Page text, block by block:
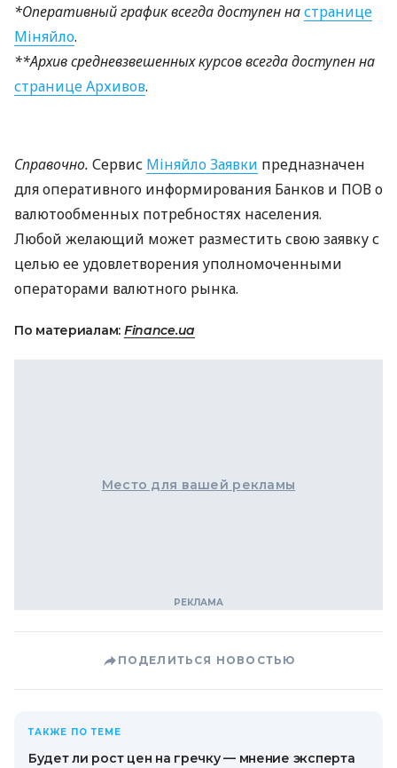
*Оперативный график всегда доступен настранице
Міняйло.
**Архив средневзвешенных курсов всегда доступен на
странице Архивов.
Справочно. Сервис Міняйло Заявки предназначен
для оперативного информирования Банков и ПОВо
валютообменных потребностях населения.
Любой желающий может разместить свою заявку с
целью ее удовлетворения уполномоченными
операторами валютного рынка.
По материалам: Finance.ua
Место для вашей рекламы
ПОДЕЛИТЬСЯ НОВОСТЬЮ
ТАКЖЕ ПО ТЕМЕ
Будет ли рост цен на гречку — мнение эксперта